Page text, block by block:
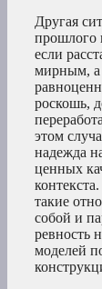
Другая
прошлого
если
мирным, а
роскошь,
этом
надежда
ценных
такие
собой и
ревность
моделей